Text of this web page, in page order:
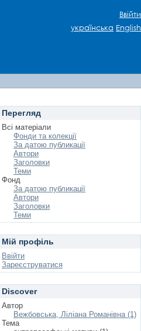
Ввійти
українська English
Перегляд
Всі матеріали
Фонди та колекції
За датою публикації
Автори
Заголовки
Теми
Фонд
За датою публикації
Автори
Заголовки
Теми
Мій профіль
Ввійти
Зареєструватися
Discover
Автор
Вежбовська, Ліліана Романівна (1)
Тема